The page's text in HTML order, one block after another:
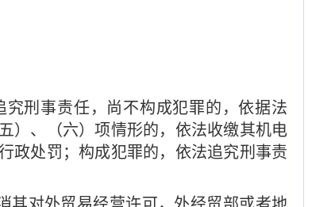
刑事责任，尚不构成犯罪的，依据法
）、（六）项情形的，依法收缴其机电
政处罚；构成犯罪的，依法追究刑事责